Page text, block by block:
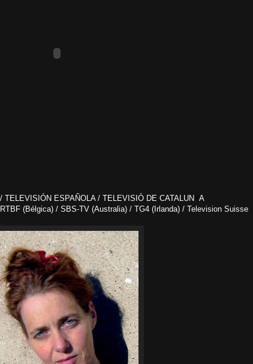
TELEVISIÓN ESPAÑOLA / TELEVISIÓ DE CATALUN A
(Bélgica) / SBS-TV (Australia) / TG4 (Irlanda) / Television Suisse